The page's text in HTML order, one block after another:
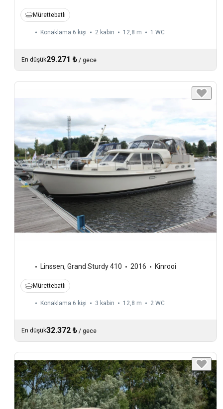
Mürettebatlı
Konaklama 6 kişi 2 kabin 12,8 m 1 WC
En düşük29.271 ₺ / gece
Linssen, Grand Sturdy 410 2016 Kinrooi
Mürettebatlı
Konaklama 6 kişi 3 kabin 12,8 m 2 WC
En düşük32.372 ₺ / gece